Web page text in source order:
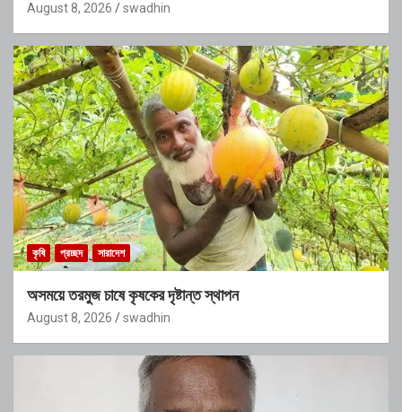
August 8, 2026 swadhin
কৃষি প্রচ্ছদ সারাদেশ
অসময়ে তরমুজ চাষে কৃষকের দৃষ্টান্ত স্থাপন
August 8, 2026 swadhin